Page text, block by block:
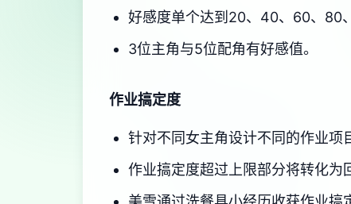
好感度单个达到20、40、60、80
3位主角与5位配角有好感值。
作业搞定度
针对不同女主角设计不同的作业项
作业搞定度超过上限部分将转化为